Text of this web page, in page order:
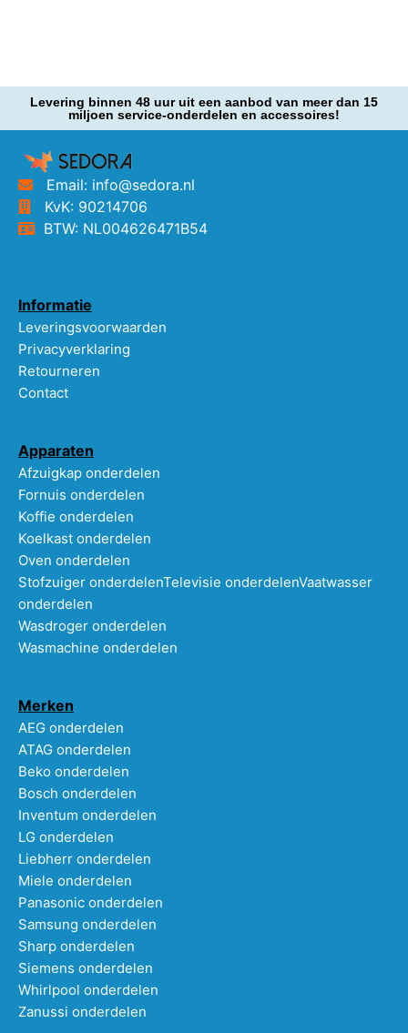
Levering binnen 48 uur uit een aanbod van meer dan 15
miljoen service-onderdelen en accessoires!
Email: info@sedora.nl
KvK: 90214706
BTW: NL004626471B54
Informatie
Leveringsvoorwaarden
Privacyverklaring
Retourneren
Contact
Apparaten
Afzuigkap onderdelen
Fornuis onderdelen
Koffie onderdelen
Koelkast onderdelen
Oven onderdelen
Stofzuiger onderdelenTelevisie onderdelenVaatwasser
onderdelen
Wasdroger onderdelen
Wasmachine onderdelen
Merken
AEG onderdelen
ATAG onderdelen
Beko onderdelen
Bosch onderdelen
Inventum onderdelen
LG onderdelen
Liebherr onderdelen
Miele onderdelen
Panasonic onderdelen
Samsung onderdelen
Sharp onderdelen
Siemens onderdelen
Whirlpool onderdelen
Zanussi onderdelen